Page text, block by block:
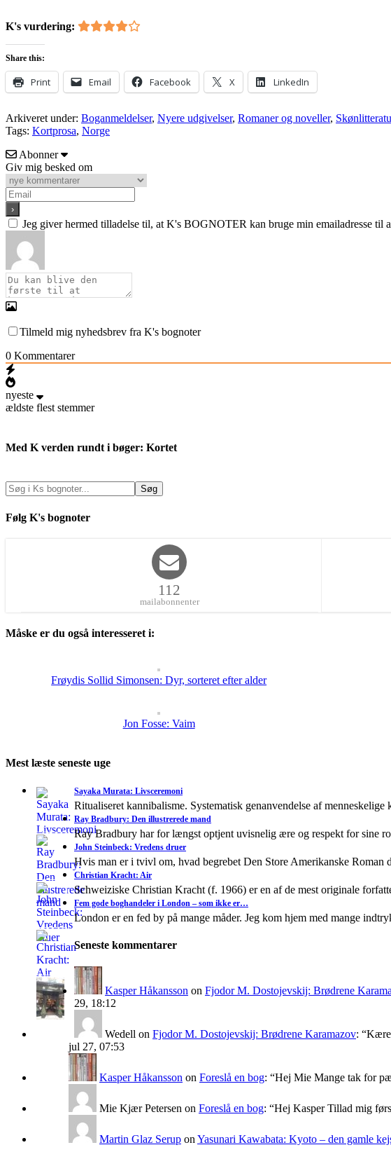
K's vurdering:
Share this:
Print Email Facebook X LinkedIn
Arkiveret under: Boganmeldelser, Nyere udgivelser, Romaner og noveller,
Tags: Kortprosa, Norge
Abonner
Giv mig besked om
Jeg giver hermed tilladelse til, at K's BOGNOTER kan bruge min emailadresse til
Tilmeld mig nyhedsbrev fra K's bognoter
0 Kommentarer
nyeste
ældste flest stemmer
Med K verden rundt i bøger: Kortet
Følg K's bognoter
112
mailabonnenter
Måske er du også interesseret i:
Frøydis Sollid Simonsen: Dyr, sorteret efter alder
Jon Fosse: Vaim
Mest læste seneste uge
Sayaka Murata: Livsceremoni
Ritualiseret kannibalisme. Systematisk genanvendelse af
Ray Bradbury: Den illustrerede mand
Ray Bradbury har for længst optjent uvisnelig ære og respekt for sine
John Steinbeck: Vredens druer
Hvis man er i tvivl om, hvad begrebet Den Store Amerikanske
Christian Kracht: Air
Schweiziske Christian Kracht (f. 1966) er en af de mest originale
Fem gode boghandeler i London – som ikke er…
London er en fed by på mange måder. Jeg kom hjem med mange
Seneste kommentarer
Kasper Håkansson on Fjodor M. Dostojevskij: Brødrene
29, 18:12
Wedell on Fjodor M. Dostojevskij: Brødrene Karamazov: “Kære
jul 27, 07:53
Kasper Håkansson on Foreslå en bog: “Hej Mie Mange tak for
Mie Kjær Petersen on Foreslå en bog: “Hej Kasper Tillad mig
Martin Glaz Serup onYasunari Kawabata: Kyoto – den gamle